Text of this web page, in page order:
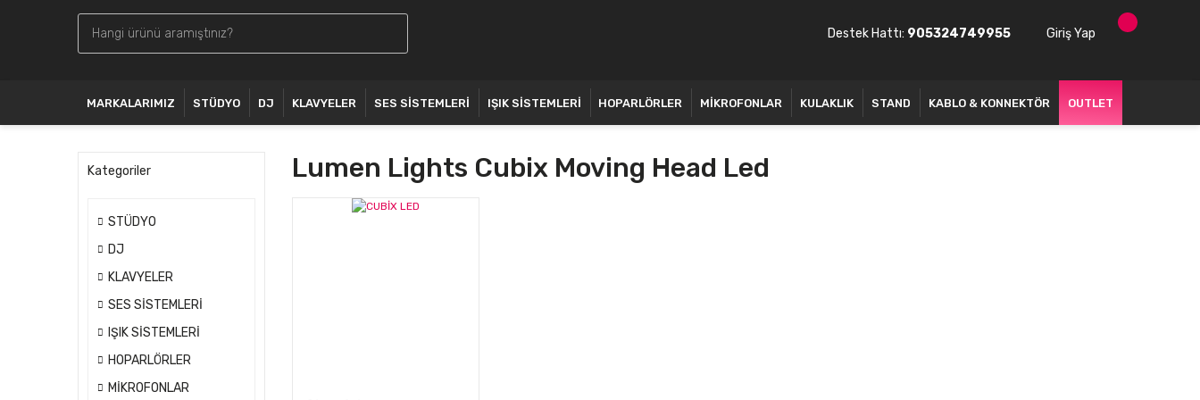
Destek Hattı: 905324749955 Giriş Yap
MARKALARIMIZ STÜDYO DJ KLAVYELER SES SİSTEMLERİ IŞIK SİSTEMLERİ HOPARLÖRLER MİKROFONLAR KULAKLIK STAND KABLO & KONNEKTÖR OUTLET
Kategoriler
STÜDYO
DJ
KLAVYELER
SES SİSTEMLERİ
IŞIK SİSTEMLERİ
HOPARLÖRLER
MİKROFONLAR
Lumen Lights Cubix Moving Head Led